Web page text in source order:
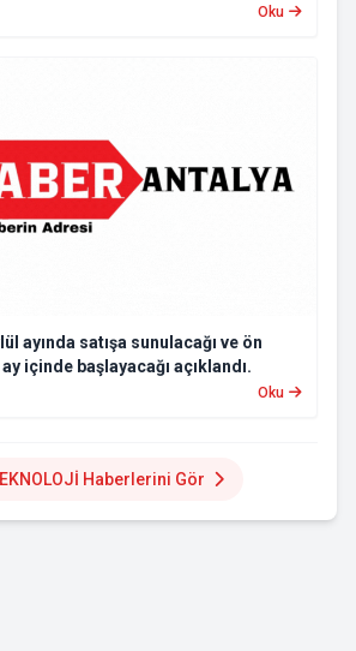
Oku
ayında satışa sunulacağı ve ön
içinde başlayacağı açıklandı.
Oku
Haberlerini Gör